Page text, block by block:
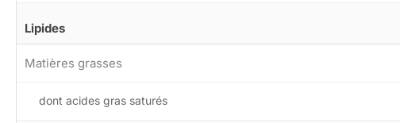
Lipides
Matières grasses
dont acides gras saturés